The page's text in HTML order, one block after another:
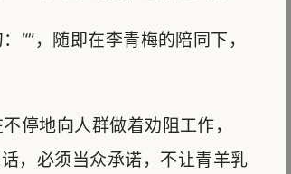
，随即在李青梅的陪同下，
停地向人群做着劝阻工作，
，必须当众承诺，不让青羊乳